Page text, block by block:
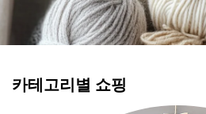
카테고리별 쇼핑